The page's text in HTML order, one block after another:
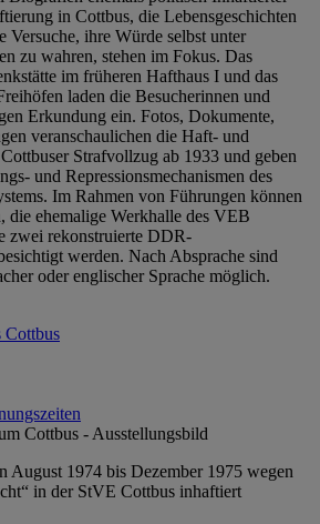
in Cottbus, die Lebensgeschichten
Versuche, ihre Würde selbst unter
zu wahren, stehen im Fokus. Das
im früheren Hafthaus I und das
laden die Besucherinnen und
Erkundung ein. Fotos, Dokumente,
veranschaulichen die Haft- und
Strafvollzug ab 1933 und geben
und Repressionsmechanismen des
Im Rahmen von Führungen können
die ehemalige Werkhalle des VEB
zwei rekonstruierte DDR-
werden. Nach Absprache sind
oder englischer Sprache möglich.
Cottbus
August 1974 bis Dezember 1975 wegen
in der StVE Cottbus inhaftiert